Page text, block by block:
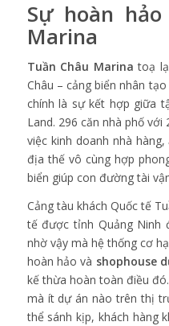
Sự hoàn hảo
Marina
Tuần Châu Marina toạ
Châu – cảng biển nhân
chính là sự kết hợp giữa
Land. 296 căn nhà phố
việc kinh doanh nhà
địa thế vô cùng hợp
biển giúp con đường tài
Cảng tàu khách Quốc tế
tế được tỉnh Quảng Ninh
nhờ vậy mà hệ thống cơ
hoàn hảo và shophouse
kế thừa hoàn toàn điều
mà ít dự án nào trên thị
thể sánh kịp, khách hàng